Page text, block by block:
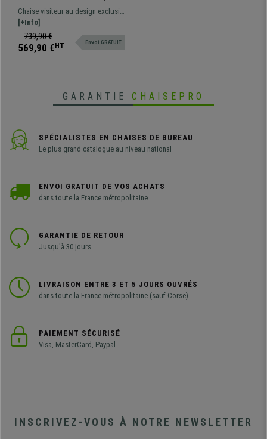
Rembourrage Epais,
Structure Métallique, Tissu
Gris Clair
Chaise visiteur au design exclusif,
avec structure métallique haute
résistance. Elle offre un excellent
confort grâce à son rembourrage
[+Info]
739,90 €
569,90 € HT Envoi GRATUIT
GARANTIE CHAISEPRO
SPÉCIALISTES EN CHAISES DE BUREAU
Le plus grand catalogue au niveau national
ENVOI GRATUIT DE VOS ACHATS
dans toute la France métropolitaine
GARANTIE DE RETOUR
Jusqu'à 30 jours
LIVRAISON ENTRE 3 ET 5 JOURS OUVRÉS
dans toute la France métropolitaine (sauf Corse)
PAIEMENT SÉCURISÉ
Visa, MasterCard, Paypal
INSCRIVEZ-VOUS À NOTRE NEWSLETTER